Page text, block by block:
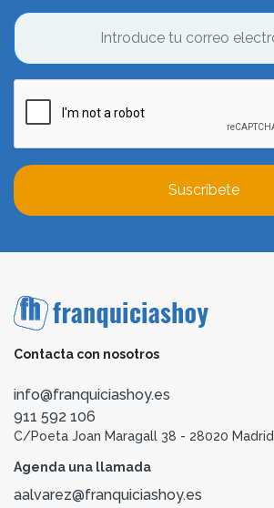
Suscríbete
Contacta con nosotros
info@franquiciashoy.es
911 592 106
C/Poeta Joan Maragall 38 - 28020 Madrid
Agenda una llamada
aalvarez@franquiciashoy.es